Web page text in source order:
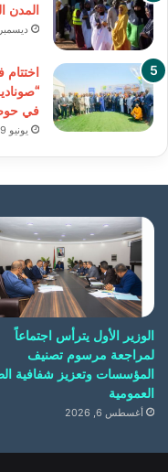
المدن
ديسمبر 23, 2024
اختتام
في
يونيو 19, 2025
الوزير الأول يترأس اجتماعاً
لمراجعة مرسوم تصنيف
المؤسسات وتعزيز شفافية
العمومية
أغسطس 6, 2026